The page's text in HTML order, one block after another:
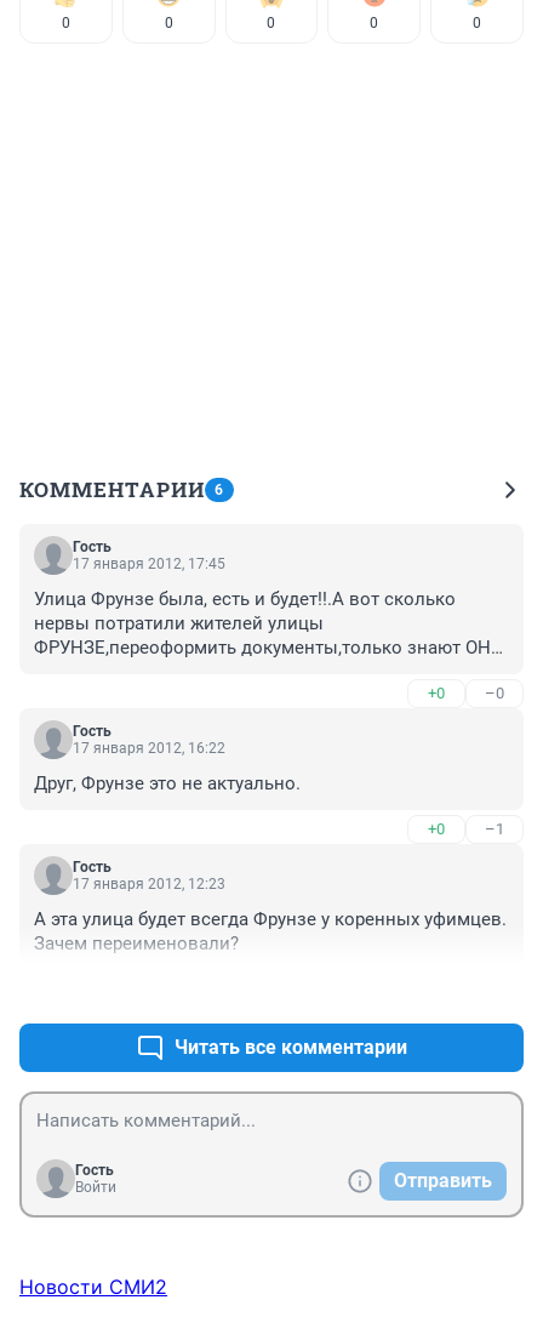
0 0 0 0 0
КОММЕНТАРИИ 6
Гость
17 января 2012, 17:45
Улица Фрунзе была, есть и будет!!.А вот сколько
нервы потратили жителей улицы
ФРУНЗЕ,переоформить документы,только знают ОНИ
улицах,по согласию жителей.Не кто Его и не знают, и
вряд ли хотят знать,,,.
+0 –0
Гость
17 января 2012, 16:22
Друг, Фрунзе это не актуально.
+0 –1
Гость
17 января 2012, 12:23
А эта улица будет всегда Фрунзе у коренных уфимцев.
Зачем переименовали?
Читать все комментарии
Гость
Войти
Отправить
Новости СМИ2